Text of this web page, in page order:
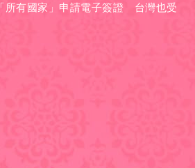
所有國家」申請電子簽證 台灣也受